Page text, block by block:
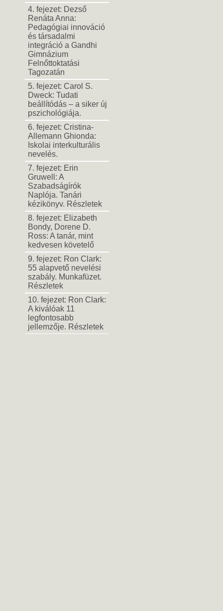
4. fejezet: Dezső
Renáta Anna:
Pedagógiai innováció
és társadalmi
integráció a Gandhi
Gimnázium
Felnőttoktatási
Tagozatán
5. fejezet: Carol S.
Dweck: Tudati
beállítódás – a siker új
pszichológiája.
6. fejezet: Cristina-
Allemann Ghionda:
Iskolai interkulturális
nevelés.
7. fejezet: Erin
Gruwell: A
Szabadságírók
Naplója. Tanári
kézikönyv. Részletek
8. fejezet: Elizabeth
Bondy, Dorene D.
Ross: A tanár, mint
kedvesen követelő
9. fejezet: Ron Clark:
55 alapvető nevelési
szabály. Munkafüzet.
Részletek
10. fejezet: Ron Clark:
A kiválóak 11
legfontosabb
jellemzője. Részletek